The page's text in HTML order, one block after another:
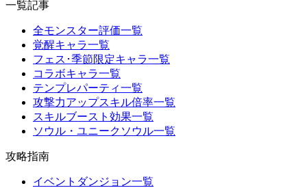
一覧記事
全モンスター評価一覧
覚醒キャラ一覧
フェス･季節限定キャラ一覧
コラボキャラ一覧
テンプレパーティ一覧
攻撃力アップスキル倍率一覧
スキルブースト効果一覧
ソウル・ユニークソウル一覧
攻略指南
イベントダンジョン一覧